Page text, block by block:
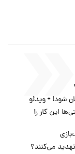
شود! + ویدئو
این کار را
می‌کنند؟